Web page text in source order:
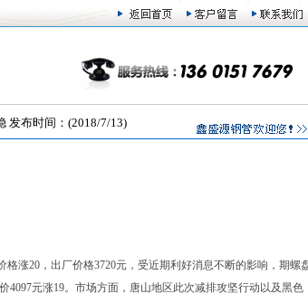
发布时间：(2018/7/13)
涨20，出厂价格3720元，受近期利好消息不断的影响，期螺
元涨19。市场方面，唐山地区此次减排攻坚行动以及黑色